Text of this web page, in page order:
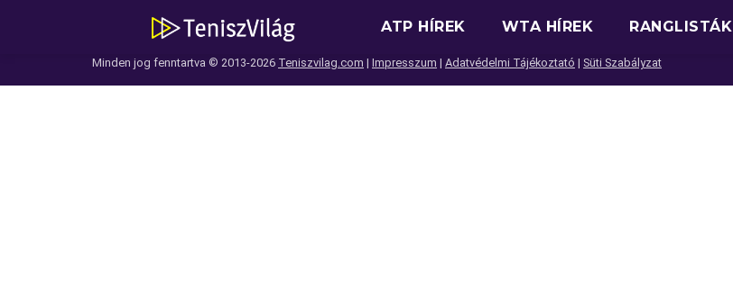
ATP HÍREK WTA HÍREK RANGLISTÁK
Minden jog fenntartva © 2013-2026 Teniszvilag.com | Impresszum | Adatvédelmi Tájékoztató | Süti Szabályzat